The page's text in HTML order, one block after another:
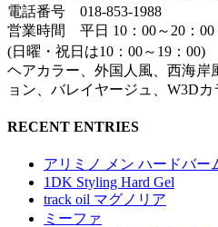
電話番号 018-853-1988
営業時間 平日 10：00～20：00
(日曜・祝日は10：00～19：00)
ヘアカラー、外国人風、西海岸
ョン、バレイヤージュ、W3D
RECENT ENTRIES
アリミノ メン ハードバー
1DK Styling Hard Gel
track oil マグノリア
ミーファ